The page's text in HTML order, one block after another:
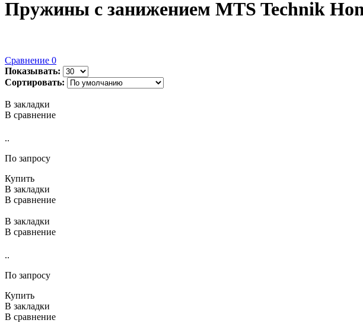
Пружины с занижением MTS Technik
Сравнение 0
Показывать:
Сортировать:
В закладки
В сравнение
..
По запросу
Купить
В закладки
В сравнение
В закладки
В сравнение
..
По запросу
Купить
В закладки
В сравнение